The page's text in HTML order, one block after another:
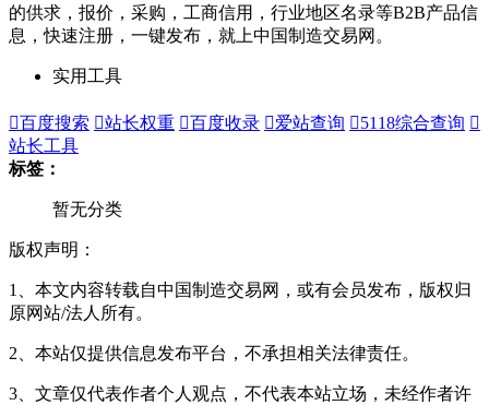
的供求，报价，采购，工商信用，行业地区名录等B2B产品信
息，快速注册，一键发布，就上中国制造交易网。
实用工具
百度搜索 站长权重 百度收录 爱站查询 5118综合查询 
站长工具
标签：
暂无分类
版权声明：
1、本文内容转载自中国制造交易网，或有会员发布，版权归
原网站/法人所有。
2、本站仅提供信息发布平台，不承担相关法律责任。
3、文章仅代表作者个人观点，不代表本站立场，未经作者许